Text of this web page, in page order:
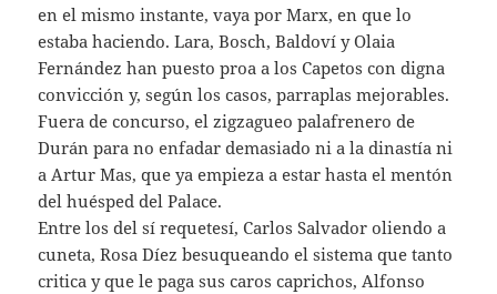
en el mismo instante, vaya por Marx, en que lo
estaba haciendo. Lara, Bosch, Baldoví y Olaia
Fernández han puesto proa a los Capetos con digna
convicción y, según los casos, parraplas mejorables.
Fuera de concurso, el zigzagueo palafrenero de
Durán para no enfadar demasiado ni a la dinastía ni
a Artur Mas, que ya empieza a estar hasta el mentón
del huésped del Palace.
Entre los del sí requetesí, Carlos Salvador oliendo a
cuneta, Rosa Díez besuqueando el sistema que tanto
critica y que le paga sus caros caprichos, Alfonso